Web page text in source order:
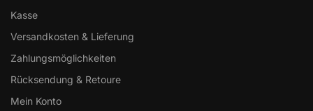
Kasse
Versandkosten & Lieferung
Zahlungsmöglichkeiten
Rücksendung & Retoure
Mein Konto